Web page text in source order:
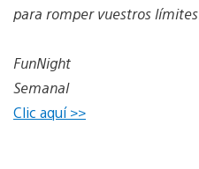
para romper vuestros límites.
FunNight
Semanal
Clic aquí >>